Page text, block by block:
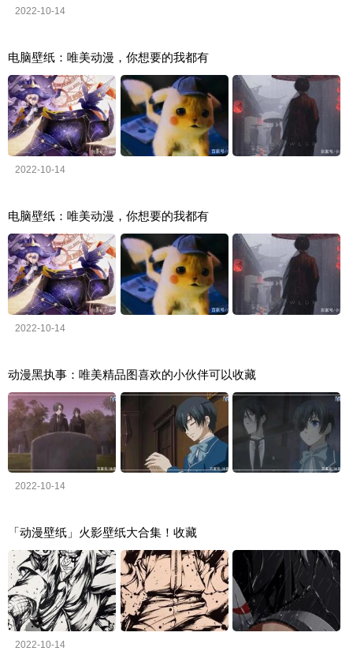
2022-10-14
电脑壁纸：唯美动漫，你想要的我都有
2022-10-14
电脑壁纸：唯美动漫，你想要的我都有
2022-10-14
动漫黑执事：唯美精品图喜欢的小伙伴可以收藏
2022-10-14
「动漫壁纸」火影壁纸大合集！收藏
2022-10-14